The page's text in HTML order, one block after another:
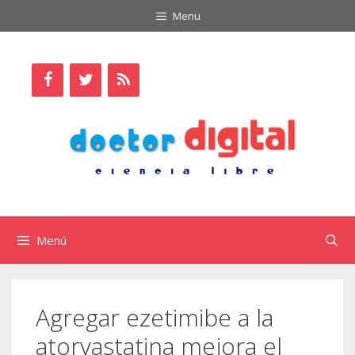
al
Menu
Menú
Agregar ezetimibe a la
atorvastatina mejora el